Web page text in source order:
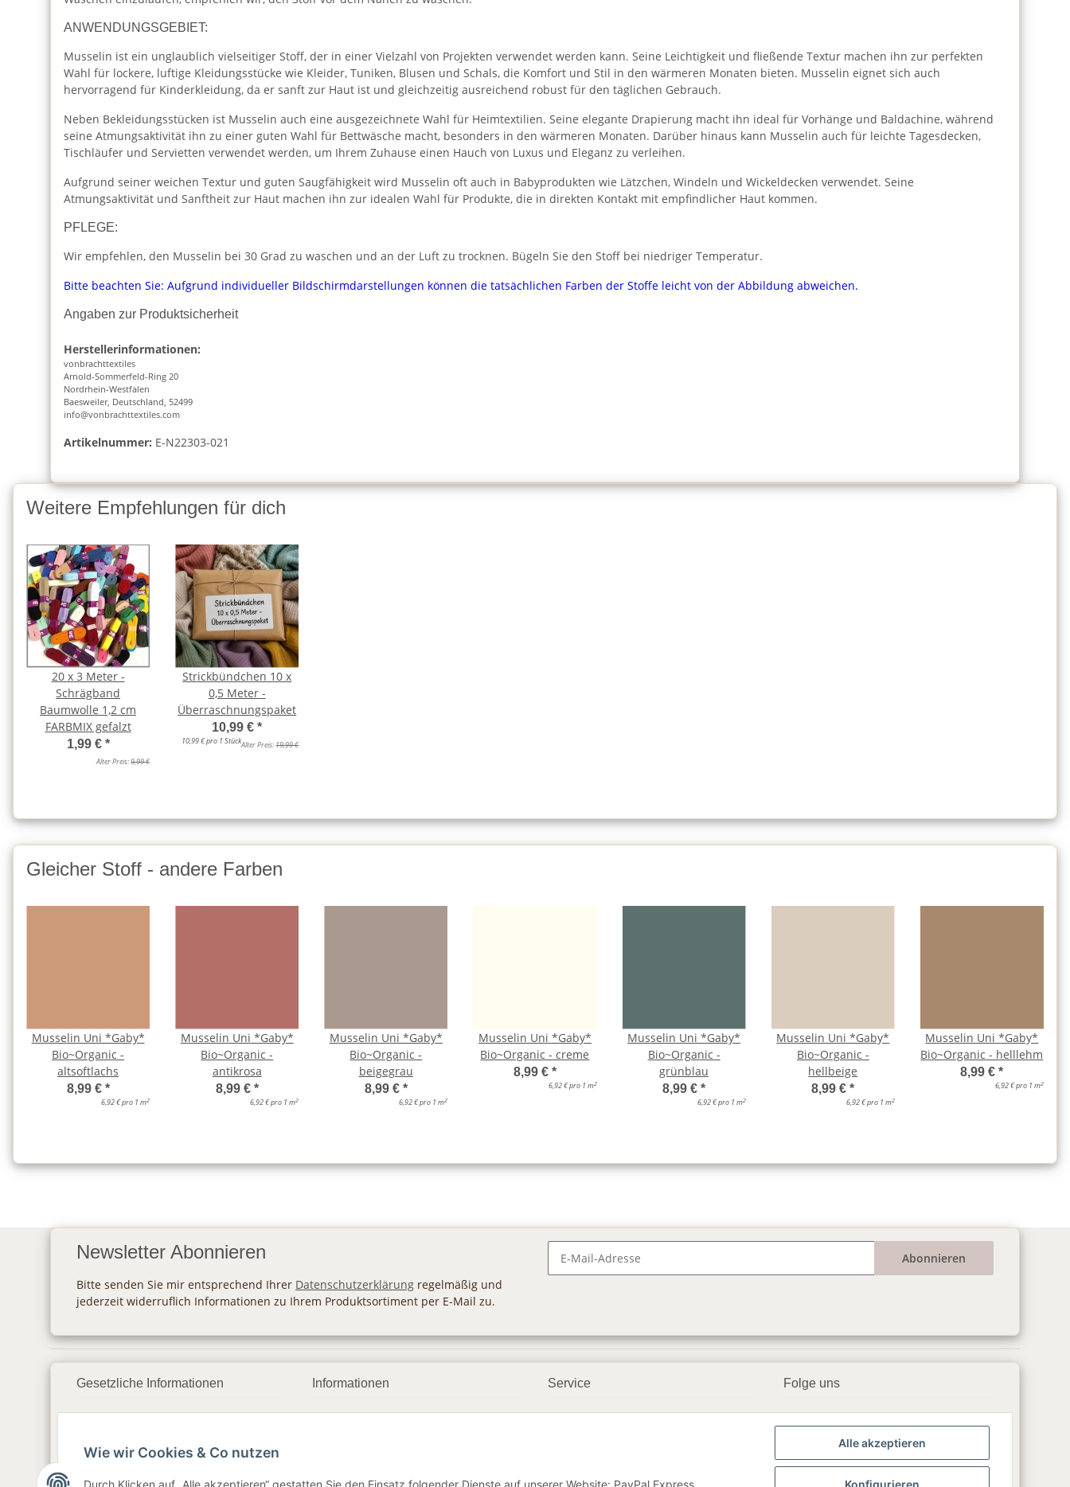
ANWENDUNGSGEBIET:
Musselin ist ein unglaublich vielseitiger Stoff, der in einer Vielzahl von Projekten verwendet werden kann. Seine Leichtigkeit und fließende Textur machen ihn zur perfekten
Wahl für lockere, luftige Kleidungsstücke wie Kleider, Tuniken, Blusen und Schals, die Komfort und Stil in den wärmeren Monaten bieten. Musselin eignet sich auch
hervorragend für Kinderkleidung, da er sanft zur Haut ist und gleichzeitig ausreichend robust für den täglichen Gebrauch.
Neben Bekleidungsstücken ist Musselin auch eine ausgezeichnete Wahl für Heimtextilien. Seine elegante Drapierung macht ihn ideal für Vorhänge und Baldachine, während
seine Atmungsaktivität ihn zu einer guten Wahl für Bettwäsche macht, besonders in den wärmeren Monaten. Darüber hinaus kann Musselin auch für leichte Tagesdecken,
Tischläufer und Servietten verwendet werden, um Ihrem Zuhause einen Hauch von Luxus und Eleganz zu verleihen.
Aufgrund seiner weichen Textur und guten Saugfähigkeit wird Musselin oft auch in Babyprodukten wie Lätzchen, Windeln und Wickeldecken verwendet. Seine
Atmungsaktivität und Sanftheit zur Haut machen ihn zur idealen Wahl für Produkte, die in direkten Kontakt mit empfindlicher Haut kommen.
PFLEGE:
Wir empfehlen, den Musselin bei 30 Grad zu waschen und an der Luft zu trocknen. Bügeln Sie den Stoff bei niedriger Temperatur.
Bitte beachten Sie: Aufgrund individueller Bildschirmdarstellungen können die tatsächlichen Farben der Stoffe leicht von der Abbildung abweichen.
Angaben zur Produktsicherheit
Herstellerinformationen:
vonbrachttextiles
Arnold-Sommerfeld-Ring 20
Nordrhein-Westfalen
Baesweiler, Deutschland, 52499
info@vonbrachttextiles.com
Artikelnummer: E-N22303-021
Weitere Empfehlungen für dich
20 x 3 Meter -
Schrägband
Baumwolle 1,2 cm
FARBMIX gefalzt
1,99 € *
Alter Preis:9,99 €
Strickbündchen 10 x
0,5 Meter -
Überraschnungspaket
10,99 €*
10,99 € pro 1 StückAlter Preis:19,99 €
Gleicher Stoff - andere Farben
Musselin Uni *Gaby*
Bio~Organic -
altsoftlachs
8,99 € *
6,92 € pro 1 m2
Musselin Uni *Gaby*
Bio~Organic -
antikrosa
8,99 € *
6,92 € pro 1 m2
Musselin Uni *Gaby*
Bio~Organic -
beigegrau
8,99 € *
6,92 € pro 1 m2
Musselin Uni *Gaby*
Bio~Organic - creme
8,99 € *
6,92 € pro 1 m2
Musselin Uni *Gaby*
Bio~Organic -
grünblau
8,99 €*
6,92 € pro 1 m2
Musselin Uni *Gaby*
Bio~Organic -
hellbeige
8,99 €*
6,92 € pro 1 m2
Musselin Uni *Gaby*
Bio~Organic - helllehm
8,99 €*
6,92 € pro 1 m2
Newsletter Abonnieren
Bitte senden Sie mir entsprechend Ihrer Datenschutzerklärung regelmäßig und
jederzeit widerruflich Informationen zu Ihrem Produktsortiment per E-Mail zu.
Abonnieren
Gesetzliche Informationen
AGB
Informationen Service Folge uns
▶️ YouTube
Wie wir Cookies & Co nutzen
Durch Klicken auf „Alle akzeptieren“ gestatten Sie den Einsatz folgender Dienste auf unserer Website: PayPal Express
Alle akzeptieren
Konfigurieren